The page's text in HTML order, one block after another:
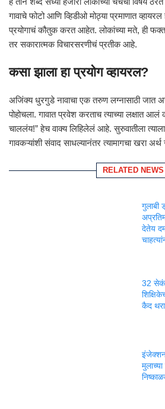
गावाचे फोटो आणि व्हिडीओ मोठ्या प्रमाणात
प्रयोगाचं कौतुक करत आहेत. लोकांच्या मते, ही फक्त
तर सकारात्मक विचारसरणीचं प्रतीक आहे.
कसा झाला हा प्रयोग व्हायरल?
अजिंक्य धुरगुडे नावाचा एक तरुण लग्नासाठी जात
पोहोचला. गावात प्रवेश करताच त्याच्या लक्षात
चाललंय!” हेच वाक्य लिहिलेलं आहे. सुरुवातीला
गावकऱ्यांशी संवाद साधल्यानंतर त्यामागचा खरा
RELATED NEWS
गुलाबी
देतेय
32
कैद